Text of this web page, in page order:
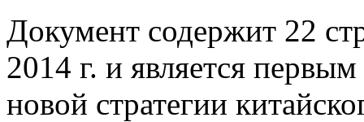
Документ содержит 22
2014 г. и является
новой стратегии